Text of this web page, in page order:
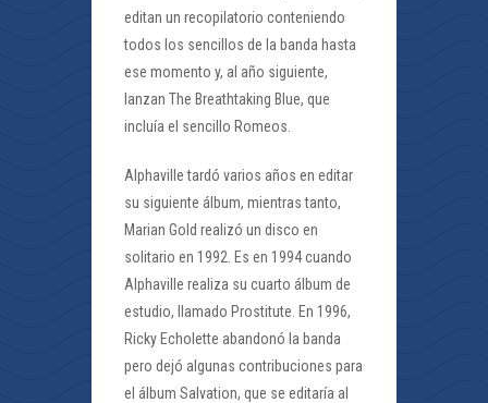
editan un recopilatorio conteniendo
todos los sencillos de la banda hasta
ese momento y, al año siguiente,
lanzan The Breathtaking Blue, que
incluía el sencillo Romeos.
Alphaville tardó varios años en editar
su siguiente álbum, mientras tanto,
Marian Gold realizó un disco en
solitario en 1992. Es en 1994 cuando
Alphaville realiza su cuarto álbum de
estudio, llamado Prostitute. En 1996,
Ricky Echolette abandonó la banda
pero dejó algunas contribuciones para
el álbum Salvation, que se editaría al